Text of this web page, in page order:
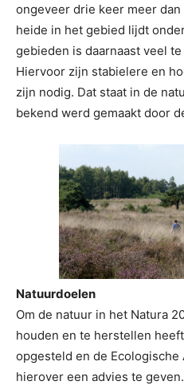
ongeveer drie keer meer dan
heide in het gebied lijdt
gebieden is daarnaast veel
Hiervoor zijn stabielere en
zijn nodig. Dat staat in de
bekend werd gemaakt door
Natuurdoelen
Om de natuur in het Natura
houden en te herstellen
opgesteld en de
hierover een advies te